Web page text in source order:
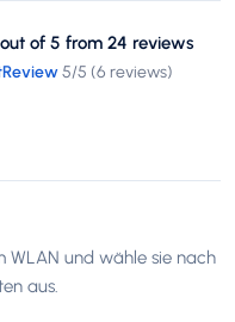
of 5 from 24 reviews
5/5 (6 reviews)
WLAN und wähle sie nach
aus.